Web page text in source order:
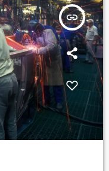
autoridades
insert_link